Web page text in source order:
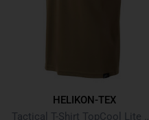
HELIKON-TEX